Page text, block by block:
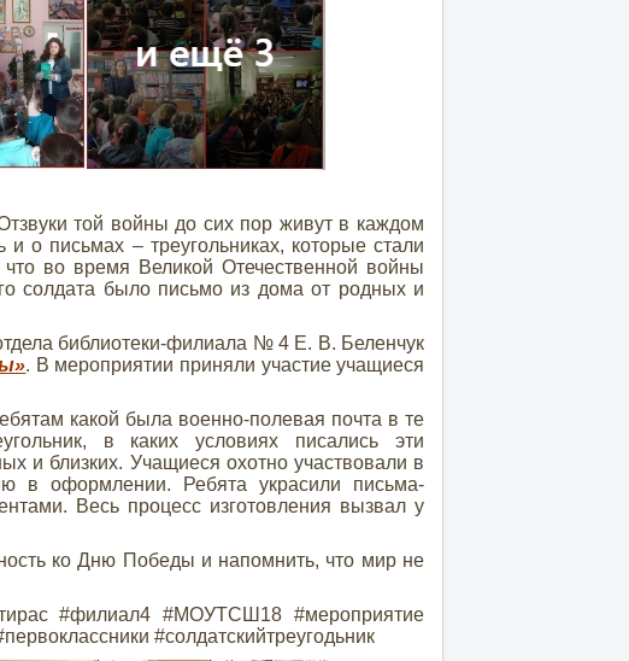
той войны до сих пор живут в каждом
о письмах – треугольниках, которые стали
во время Великой Отечественной войны
солдата было письмо из дома от родных и
библиотеки-филиала № 4 Е. В. Беленчук
. В мероприятии приняли участие учащиеся
какой была военно-полевая почта в те
в каких условиях писались эти
и близких. Учащиеся охотно участвовали в
в оформлении. Ребята украсили письма-
Весь процесс изготовления вызвал у
ко Дню Победы и напомнить, что мир не
#филиал4 #МОУТСШ18 #мероприятие
#солдатскийтреугодьник